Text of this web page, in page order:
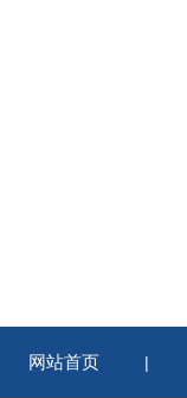
网站首页 |